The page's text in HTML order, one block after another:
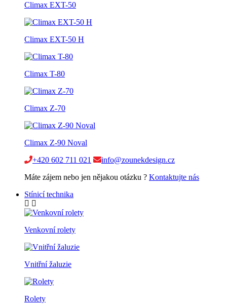
Climax EXT-50
Climax EXT-50 H
Climax T-80
Climax Z-70
Climax Z-90 Noval
+420 602 711 021
info@zounekdesign.cz
Máte zájem nebo jen nějakou otázku ? Kontaktujte nás
Stínicí technika
Venkovní rolety
Vnitřní žaluzie
Rolety